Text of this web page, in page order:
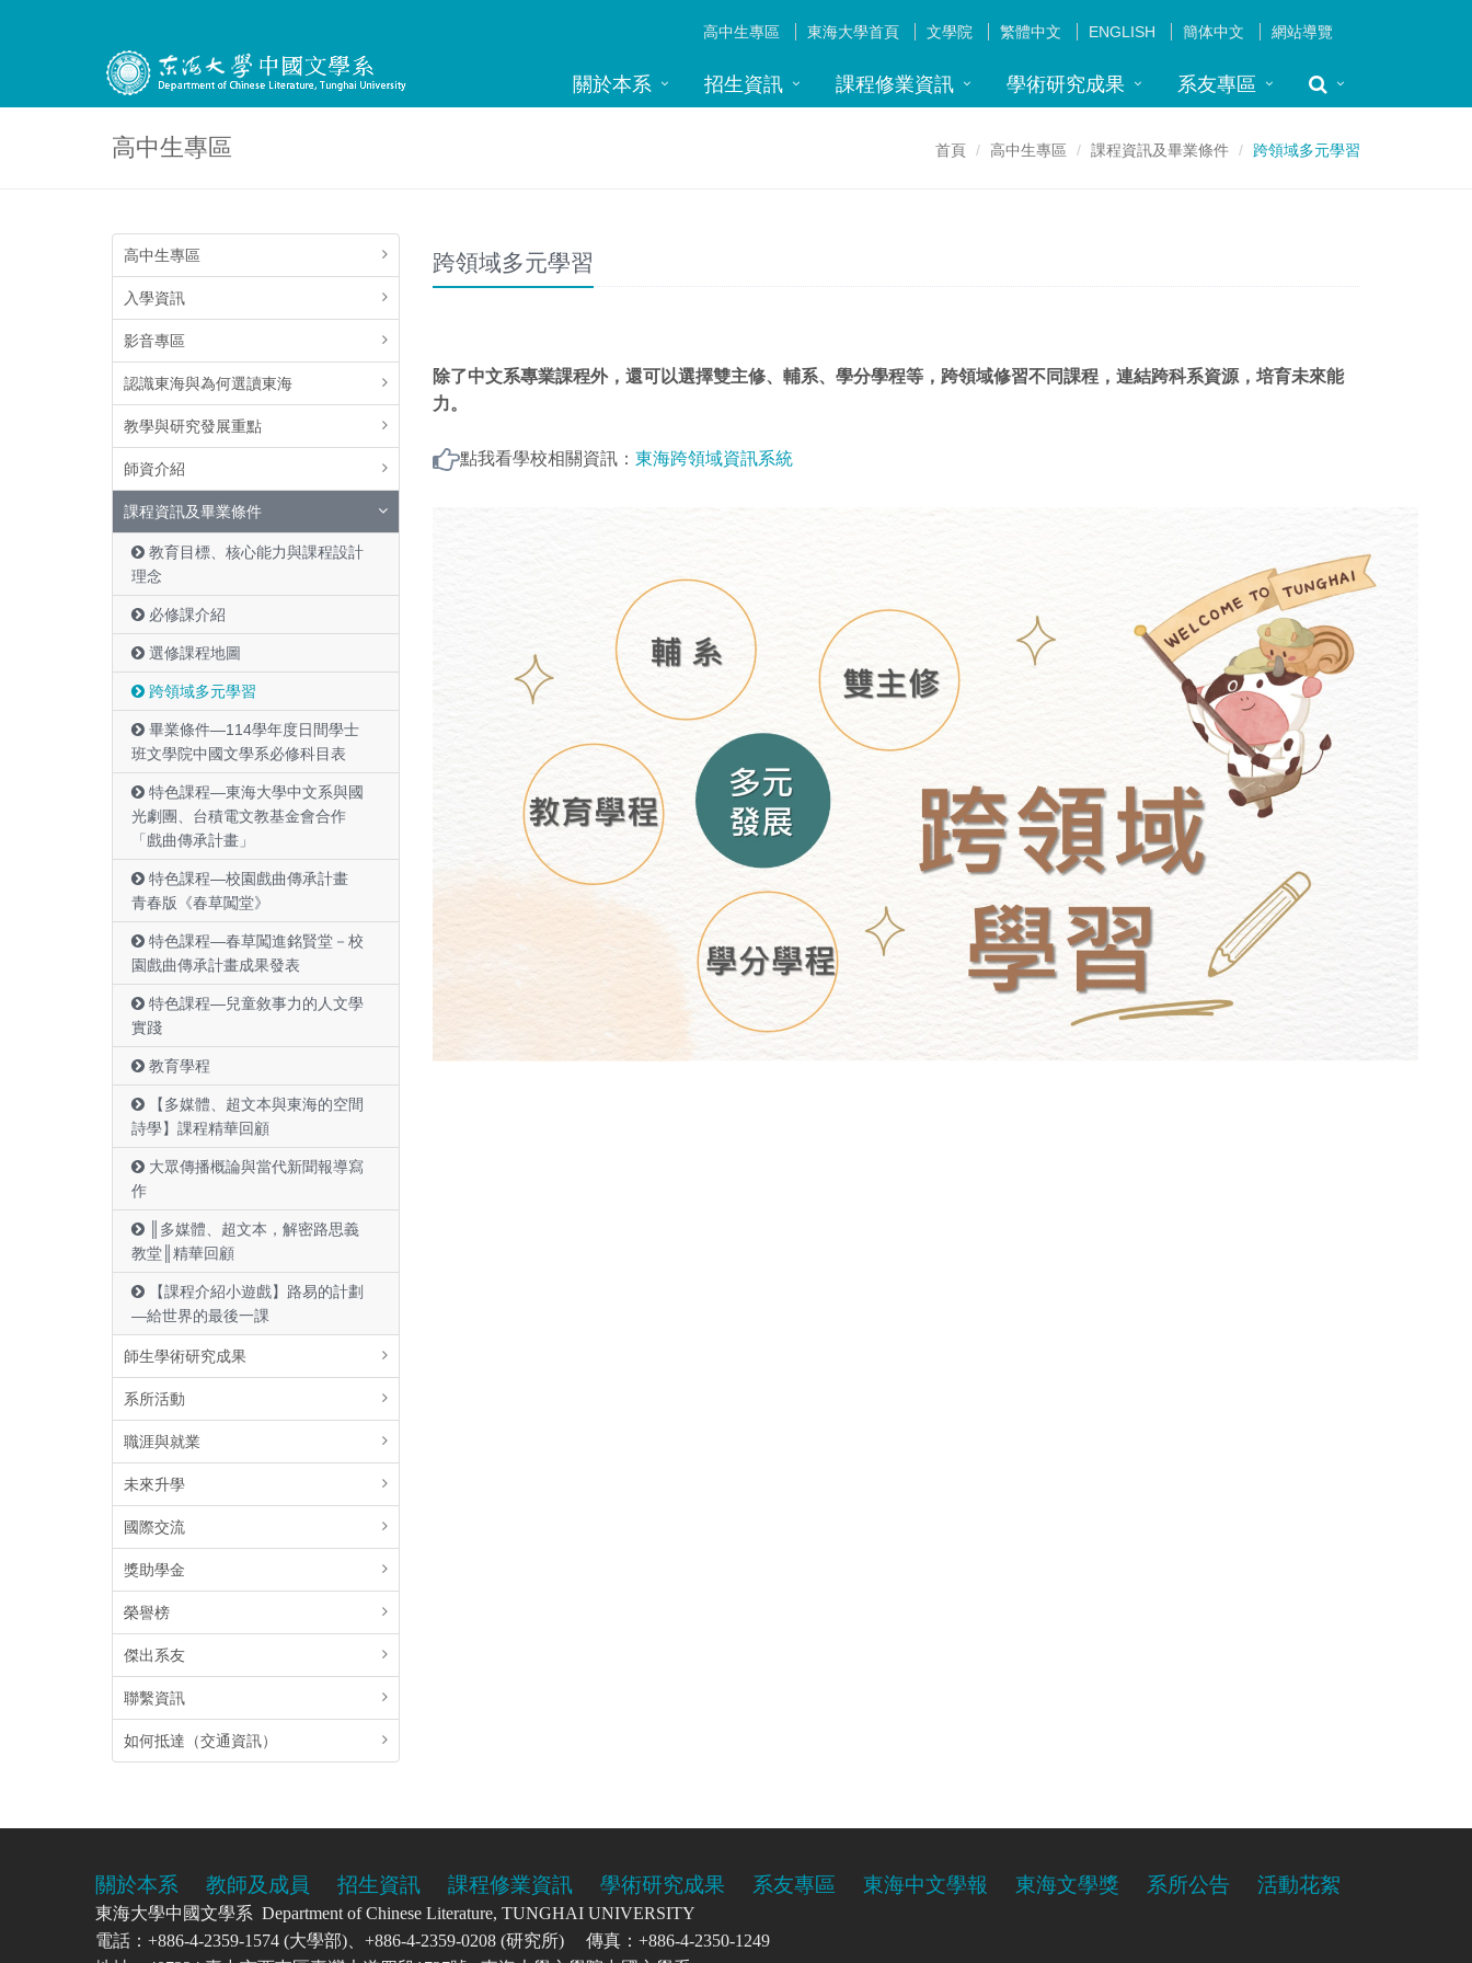
高中生專區 東海大學首頁 文學院 繁體中文 ENGLISH 簡体中文 網站導覽
關於本系 招生資訊 課程修業資訊 學術研究成果 系友專區
高中生專區 首頁 高中生專區 課程資訊及畢業條件 跨領域多元學習
高中生專區
入學資訊
影音專區
認識東海與為何選讀東海
教學與研究發展重點
師資介紹
課程資訊及畢業條件
教育目標、核心能力與課程設計
理念
必修課介紹
選修課程地圖
跨領域多元學習
畢業條件—114學年度日間學士
班文學院中國文學系必修科目表
特色課程—東海大學中文系與國
光劇團、台積電文教基金會合作
「戲曲傳承計畫」
特色課程—校園戲曲傳承計畫
青春版《春草闖堂》
特色課程—春草闖進銘賢堂－校
園戲曲傳承計畫成果發表
特色課程—兒童敘事力的人文學
實踐
教育學程
【多媒體、超文本與東海的空間
詩學】課程精華回顧
大眾傳播概論與當代新聞報導寫
作
║多媒體、超文本，解密路思義
教堂║精華回顧
【課程介紹小遊戲】路易的計劃
—給世界的最後一課
師生學術研究成果
系所活動
職涯與就業
未來升學
國際交流
獎助學金
榮譽榜
傑出系友
聯繫資訊
如何抵達（交通資訊）
跨領域多元學習
除了中文系專業課程外，還可以選擇雙主修、輔系、學分學程等，跨領域修習不同課程，連結跨科系資源，培育未來能
力。
點我看學校相關資訊： 東海跨領域資訊系統
關於本系 教師及成員 招生資訊 課程修業資訊 學術研究成果 系友專區 東海中文學報 東海文學獎 系所公告 活動花絮
東海大學中國文學系 Department of Chinese Literature, TUNGHAI UNIVERSITY
電話：+886-4-2359-1574 (大學部)、+886-4-2359-0208 (研究所) 傳真：+886-4-2350-1249